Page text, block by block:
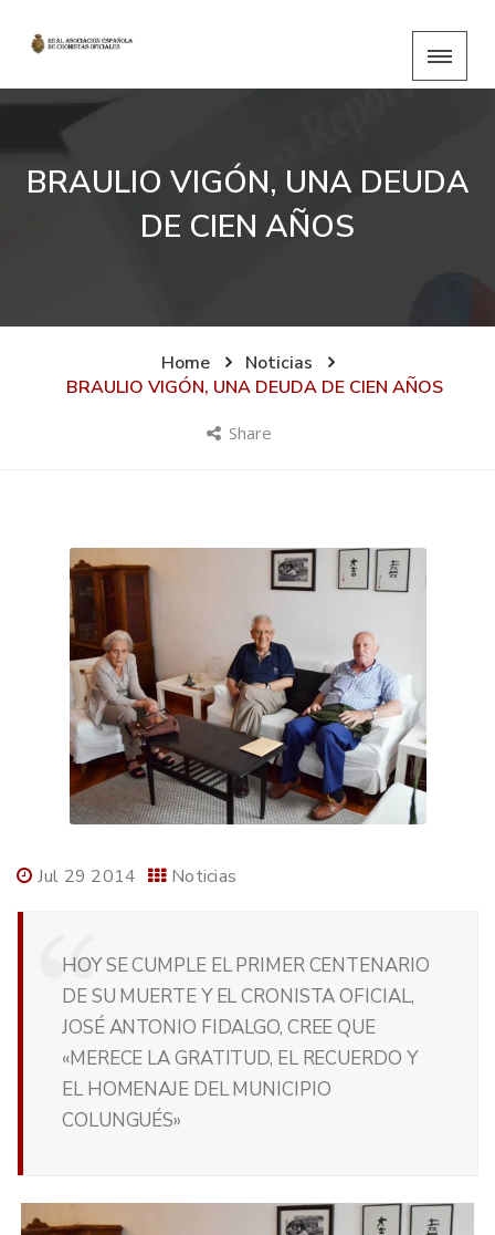
BRAULIO VIGÓN, UNA DEUDA
DE CIEN AÑOS
Home
Noticias
BRAULIO VIGÓN, UNA DEUDA DE CIEN AÑOS
Share
Jul 29 2014 Noticias
HOY SE CUMPLE EL PRIMER CENTENARIO
DE SU MUERTE Y EL CRONISTA OFICIAL,
JOSÉ ANTONIO FIDALGO, CREE QUE
«MERECE LA GRATITUD, EL RECUERDO Y
EL HOMENAJE DEL MUNICIPIO
COLUNGUÉS»